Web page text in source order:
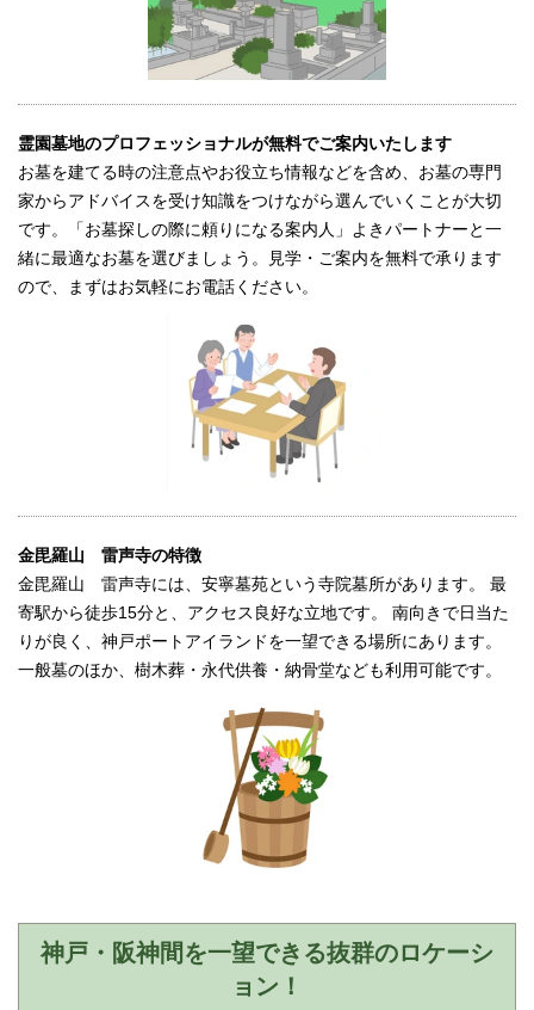
霊園墓地のプロフェッショナルが無料でご案内いたします
お墓を建てる時の注意点やお役立ち情報などを含め、お墓の専門
家からアドバイスを受け知識をつけながら選んでいくことが大切
です。「お墓探しの際に頼りになる案内人」よきパートナーと一
緒に最適なお墓を選びましょう。見学・ご案内を無料で承ります
ので、まずはお気軽にお電話ください。
金毘羅山 雷声寺の特徴
金毘羅山 雷声寺には、安寧墓苑という寺院墓所があります。 最
寄駅から徒歩15分と、アクセス良好な立地です。 南向きで日当た
りが良く、神戸ポートアイランドを一望できる場所にあります。
一般墓のほか、樹木葬・永代供養・納骨堂なども利用可能です。
神戸・阪神間を一望できる抜群のロケーシ
ョン！